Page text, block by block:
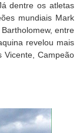
dentre os atletas
mundiais Mark
entre
revelou mais
Vicente, Campeão